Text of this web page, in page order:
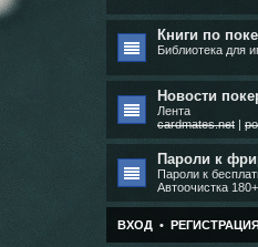
Книги по
Библиотека для
Новости
Лента
cardmates.net |
Пароли к
Пароли к
Автоочистка
ВХОД •